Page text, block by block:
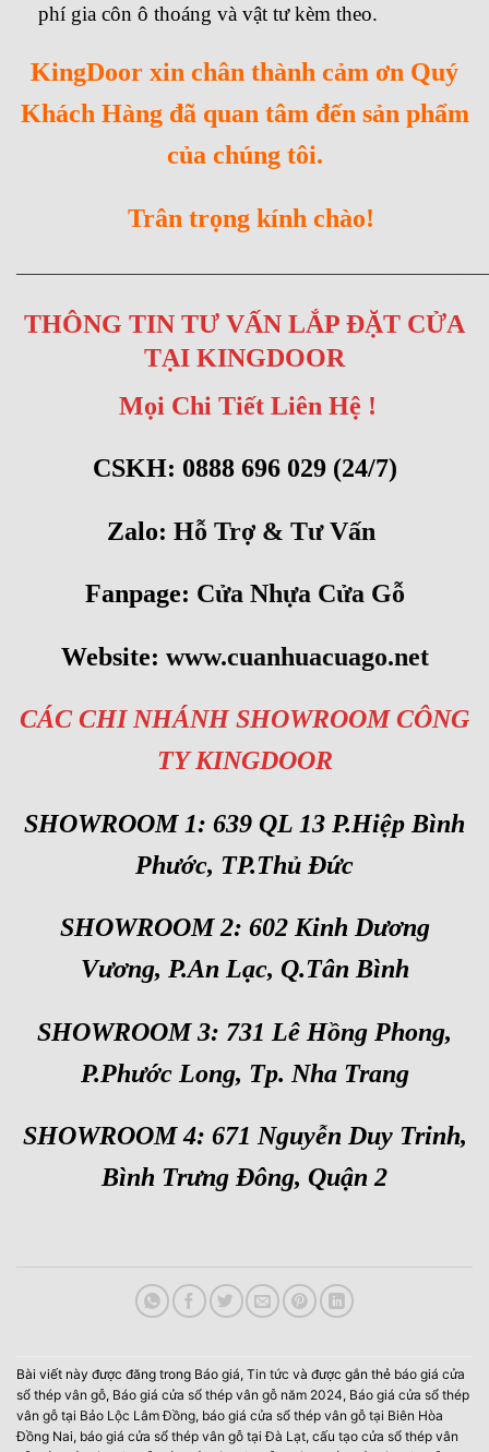
phí gia côn ô thoáng và vật tư kèm theo.
KingDoor xin chân thành cảm ơn Quý
Khách Hàng đã quan tâm đến sản phẩm
của chúng tôi.
Trân trọng kính chào!
THÔNG TIN TƯ VẤN LẮP ĐẶT CỬA
TẠI KINGDOOR
Mọi Chi Tiết Liên Hệ !
CSKH: 0888 696 029 (24/7)
Zalo: Hỗ Trợ & Tư Vấn
Fanpage: Cửa Nhựa Cửa Gỗ
Website: www.cuanhuacuago.net
CÁC CHI NHÁNH SHOWROOM CÔNG
TY KINGDOOR
SHOWROOM 1: 639 QL 13 P.Hiệp Bình
Phước, TP.Thủ Đức
SHOWROOM 2: 602 Kinh Dương
Vương, P.An Lạc, Q.Tân Bình
SHOWROOM 3: 731 Lê Hồng Phong,
P.Phước Long, Tp. Nha Trang
SHOWROOM 4: 671 Nguyễn Duy Trinh,
Bình Trưng Đông, Quận 2
Bài viết này được đăng trong Báo giá, Tin tức và được gắn thẻ báo giá cửa
sổ thép vân gỗ, Báo giá cửa sổ thép vân gỗ năm 2024, Báo giá cửa sổ thép
vân gỗ tại Bảo Lộc Lâm Đồng, báo giá cửa sổ thép vân gỗ tại Biên Hòa
Đồng Nai, báo giá cửa sổ thép vân gỗ tại Đà Lạt, cấu tạo cửa sổ thép vân